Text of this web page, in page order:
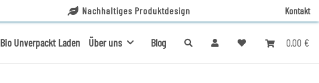
Nachhaltiges Produktdesign Kontakt
0,00 €
Bio Unverpackt Laden Über uns Blog